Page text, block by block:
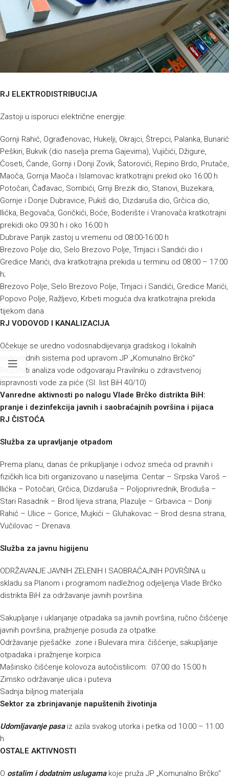
RJ ELEKTRODISTRIBUCIJA
Zastoji u isporuci električne energije:
Gornji Rahić, Ograđenovac, Hukelji, Okrajci, Štrepci, Palanka, Bunarić
Peškiri, Bukvik (dio naselja prema Gajevima), Vujičići, Džigure,
Ćoseti, Ćande, Gornji i Donji Zovik, Šatorovići, Repino Brdo, Prutače,
Maoča, Gornja Maoča i Islamovac kratkotrajni prekid oko 16:00 h
Potočari, Čađavac, Sombići, Grnji Brezik dio, Stanovi, Buzekara,
Gornje i Donje Dubravice, Pukiš dio, Dizdaruša dio, Grčica dio,
Ilićka, Begovača, Goričkići, Boće, Boderište i Vranovača kratkotrajni
prekidi oko 09:30 h i oko 16:00 h
Dubrave Panjik zastoj u vremenu od 08:00-16:00 h
Brezovo Polje dio, Selo Brezovo Polje, Trnjaci i Sandići dio i
Gredice Marići, dva kratkotrajna prekida u terminu od 08:00 – 17:00
h;
Brezovo Polje, Selo Brezovo Polje, Trnjaci i Sandići, Gredice Marići,
Popovo Polje, Ražljevo, Krbeti moguća dva kratkotrajna prekida
tijekom dana
RJ VODOVOD I KANALIZACIJA
Očekuje se uredno vodosnabdijevanja gradskog i lokalnih
vodovodnih sistema pod upravom JP „Komunalno Brčko“
Rezultati analiza vode odgovaraju Pravilniku o zdravstvenoj
ispravnosti vode za piće (Sl. list BiH 40/10)
Vanredne aktivnosti po nalogu Vlade Brčko distrikta BiH:
pranje i dezinfekcija javnih i saobraćajnih površina i pijaca
RJ ČISTOĆA
Služba za upravljanje otpadom
Prema planu, danas će prikupljanje i odvoz smeća od pravnih i
fizičkih lica biti organizovano u naseljima: Centar – Srpska Varoš –
Ilićka – Potočari, Grčica, Dizdaruša – Poljoprivrednik, Broduša –
Stari Rasadnik – Brod lijeva strana, Plazulje – Grbavica – Donji
Rahić – Ulice – Gorice, Mujkići – Gluhakovac – Brod desna strana,
Vučilovac – Drenava.
Služba za javnu higijenu
ODRŽAVANJE JAVNIH ZELENIH I SAOBRAĆAJNIH POVRŠINA u
skladu sa Planom i programom nadležnog odjeljenja Vlade Brčko
distrikta BiH za održavanje javnih površina.
Sakupljanje i uklanjanje otpadaka sa javnih površina, ručno čišćenje
javnih površina, pražnjenje posuda za otpatke.
Održavanje pješačke zone i Bulevara mira: čišćenje, sakupljanje
otpadaka i pražnjenje korpica
Mašinsko čišćenje kolovoza autočistilicom: 07:00 do 15:00 h
Zimsko održavanje ulica i puteva
Sadnja biljnog materijala
Sektor za zbrinjavanje napuštenih životinja
Udomljavanje pasaiz azila svakog utorka i petka od 10:00 – 11:00
h
OSTALE AKTIVNOSTI
O ostalim i dodatnim uslugamakoje pruža JP „Komunalno Brčko“